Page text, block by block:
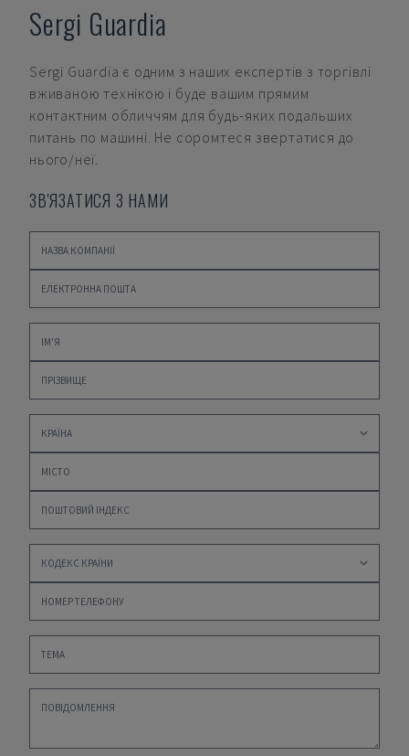
Sergi Guardia
Sergi Guardia є одним з наших експертів з торгівлі
вживаною технікою і буде вашим прямим
контактним обличчям для будь-яких подальших
питань по машині. Не соромтеся звертатися до
нього/неї.
ЗВ'ЯЗАТИСЯ З НАМИ